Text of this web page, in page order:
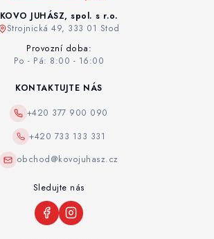
KOVO JUHÁSZ, spol. s r.o.
Strojnická 49, 333 01 Stod
Provozní doba:
Po - Pá: 8:00 - 16:00
KONTAKTUJTE NÁS
+420 377 900 090
+420 733 133 331
obchod@kovojuhasz.cz
Sledujte nás